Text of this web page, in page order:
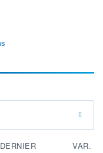
DERNIER VAR.